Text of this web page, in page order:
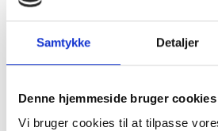
Samtykke Detaljer
Denne hjemmeside bruger cookies
Vi bruger cookies til at tilpasse
Bestyrelsen for Jammerbugt
Perioderapport 2. kvartal 2024
2024, hvor der blev givet en status
indtægter, udgifter og likviditet pr.